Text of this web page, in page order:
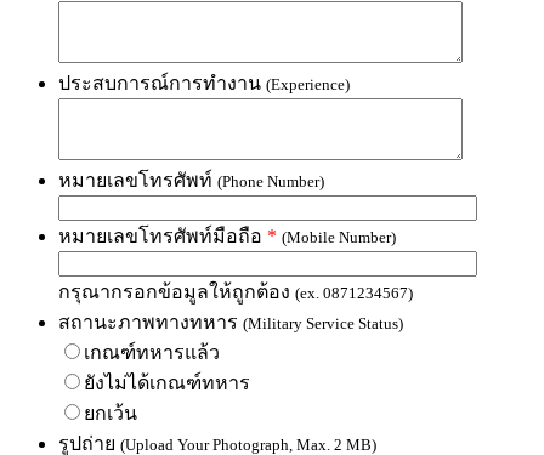
ประสบการณ์การทำงาน (Experience)
หมายเลขโทรศัพท์ (Phone Number)
หมายเลขโทรศัพท์มือถือ * (Mobile Number)
กรุณากรอกข้อมูลให้ถูกต้อง (ex. 0871234567)
สถานะภาพทางทหาร (Military Service Status)
เกณฑ์ทหารแล้ว
ยังไม่ได้เกณฑ์ทหาร
ยกเว้น
รูปถ่าย (Upload Your Photograph, Max. 2 MB)